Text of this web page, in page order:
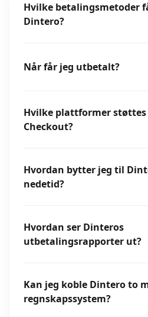
Hvilke betalingsmetoder
Dintero?
Når får jeg utbetalt?
Hvilke plattformer
Checkout?
Hvordan bytter jeg til
nedetid?
Hvordan ser Dinteros
utbetalingsrapporter ut?
Kan jeg koble Dintero to
regnskapssystem?